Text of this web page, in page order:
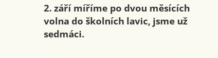
2. září míříme po dvou měsících
volna do školních lavic, jsme už
sedmáci.